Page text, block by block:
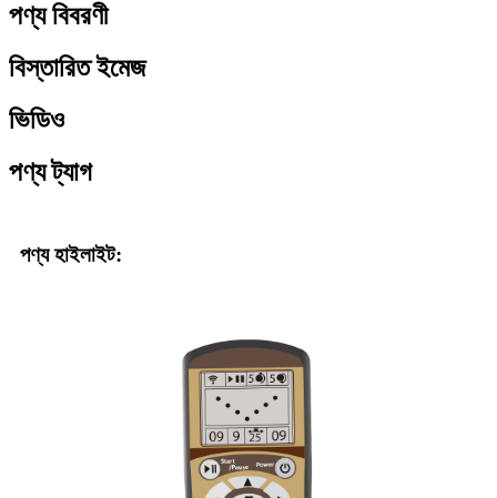
পণ্য বিবরণী
বিস্তারিত ইমেজ
ভিডিও
পণ্য ট্যাগ
পণ্য হাইলাইট: